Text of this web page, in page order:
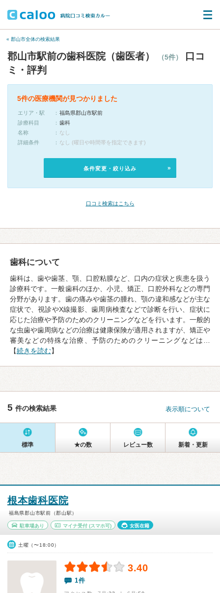
« 郡山市全体の検索結果
郡山市駅前の歯科医院（歯医者） （5件）
口コ
ミ・評判
5件の医療機関が見つかりました
エリア・駅
福島県郡山市駅前
診療科目
歯科
名称
なし
詳細条件
なし (曜日や時間帯を指定できます)
条件変更・絞り込み
口コミ検索はこちら
歯科について
歯科は、歯や歯茎、顎、口腔粘膜など、口内の症状と疾患を扱う
診療科です。一般歯科のほか、小児、矯正、口腔外科などの専門
分野があります。歯の痛みや歯茎の腫れ、顎の違和感などが主な
症状で、視診やX線撮影、歯周病検査などで診断を行い、症状に
応じた治療や予防のためのクリーニングなどを行います。一般的
な虫歯や歯周病などの治療は健康保険が適用されますが、矯正や
審美などの特殊な治療、予防のためのクリーニングなどは…
【続きを読む】
5 件の検索結果 表示順について
標準 ★の数 レビュー数 新着・更新
根本歯科医院
福島県郡山市駅前（郡山駅）
駐車場あり マイナ受付(スマホ可) 女医在籍
土曜（〜18:00）
3.40
1件